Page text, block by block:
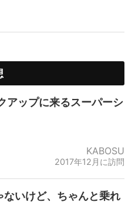
アップに来るスーパーシ
KABOSU
2017年12月に訪問
いけど、ちゃんと乗れ